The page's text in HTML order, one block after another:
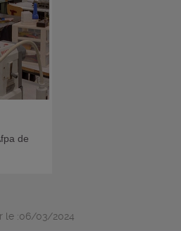
de
le :06/03/2024